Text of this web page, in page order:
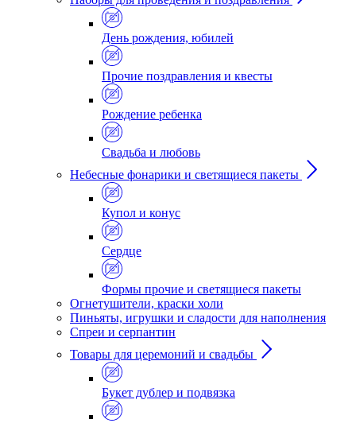
День рождения, юбилей
Прочие поздравления и квесты
Рождение ребенка
Свадьба и любовь
Небесные фонарики и светящиеся пакеты
Купол и конус
Сердце
Формы прочие и светящиеся пакеты
Огнетушители, краски холи
Пиньяты, игрушки и сладости для наполнения
Спреи и серпантин
Товары для церемоний и свадьбы
Букет дублер и подвязка